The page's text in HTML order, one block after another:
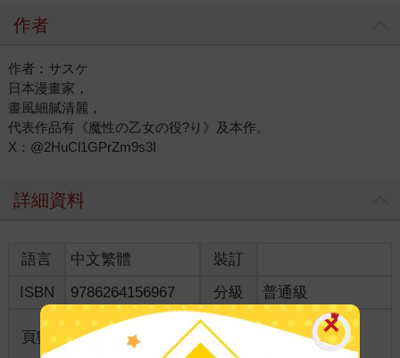
作者
作者：サスケ
日本漫畫家，
畫風細膩清麗，
代表作品有《魔性の乙女の役?り》及本作。
X：@2HuCl1GPrZm9s3I
詳細資料
語言 中文繁體
裝訂
ISBN
9786264156967 分級 普通級
頁數 148
商品規
格
18*12.7*1